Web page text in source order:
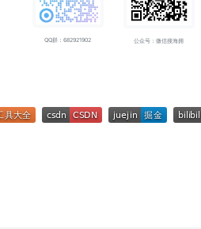
QQ群：682921902 公众号：微信搜海拥